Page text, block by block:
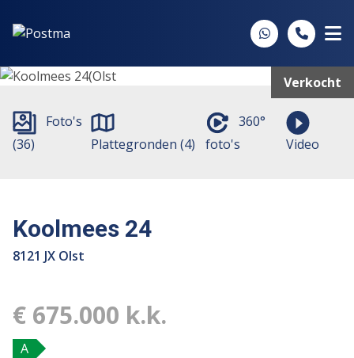
Verkocht
Foto's
(36)
Plattegronden (4)
360°
foto's
Video
Koolmees 24
8121 JX Olst
€ 675.000 k.k.
A